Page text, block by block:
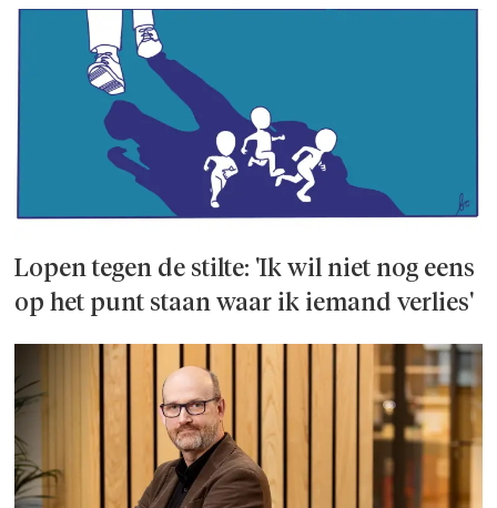
Lopen tegen de stilte: 'Ik wil niet nog eens
op het punt staan waar ik iemand verlies'